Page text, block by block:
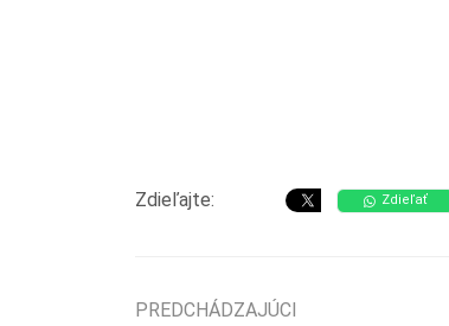
Zdieľajte: Zdieľať
PREDCHÁDZAJÚCI